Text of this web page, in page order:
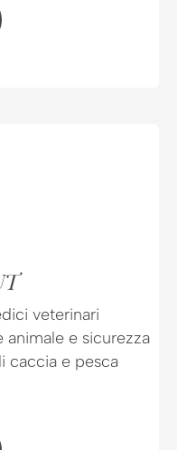
veterinari
animale e sicurezza
caccia e pesca